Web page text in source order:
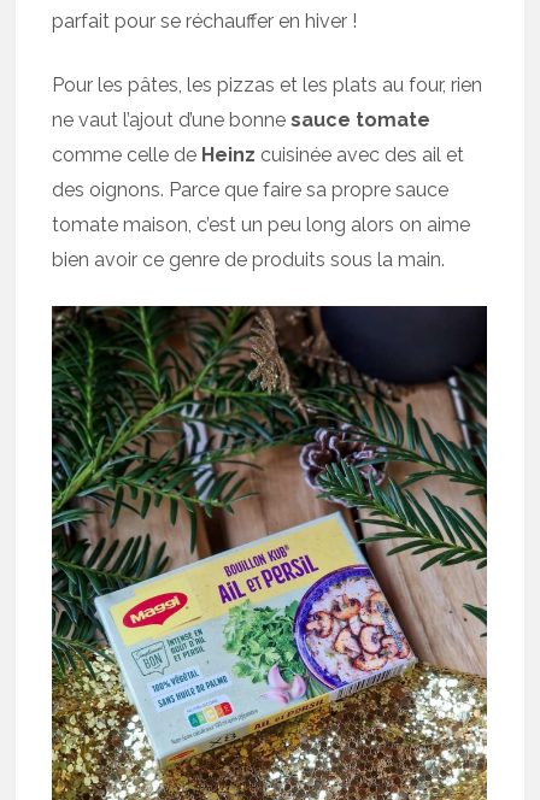
parfait pour se réchauffer en hiver !
Pour les pâtes, les pizzas et les plats au four, rien
ne vaut l’ajout d’une bonnesauce tomate
comme celle de Heinz cuisinée avec des ail et
des oignons. Parce que faire sa propre sauce
tomate maison, c’est un peu long alors on aime
bien avoir ce genre de produits sous la main.